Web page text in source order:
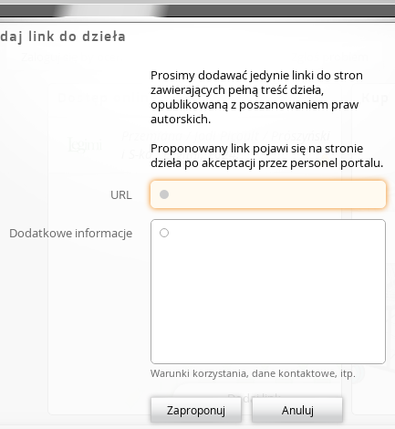
dzieci i przemocy w rodzinie po eutanazję), by
powieści obyczajowe i dramaty psychologiczne,
Jej książki przykuwają uwagę i zmuszają do
twórczości. Jest autorką kilkunastu powieści: "Bez
filmowa pod tym samym tytułem z Cameron Diaz w
"Zagubiona przeszłość", "Świadectwo prawdy", "Jesień
"Czarownice z Salem Falls", "W imię miłości" "Jak z
przekroczył 7 milionów egzemplarzy. Powieści
dotychczas na 30 języków. Autorka mieszka z
Dostęp online
i S-ka : Legimi, 2024.
Dodaj link
link do dzieła
Prosimy dodawać jedynie linki do stron
zawierających pełną treść dzieła,
opublikowaną z poszanowaniem praw
autorskich.
Proponowany link pojawi się na stronie
dzieła po akceptacji przez personel portalu.
URL
Dodatkowe informacje
Warunki korzystania, dane kontaktowe, itp.
Zaproponuj Anuluj